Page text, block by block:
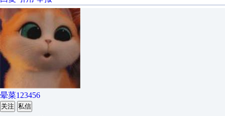
晕菜123456
关注 私信